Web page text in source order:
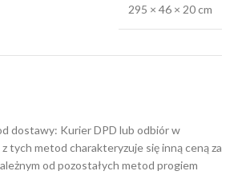
295 × 46 × 20 cm
dostawy: Kurier DPD lub odbiór w
tych metod charakteryzuje się inną ceną za
od pozostałych metod progiem